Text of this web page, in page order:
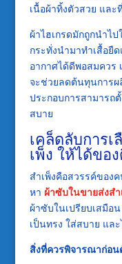
เนื้อผ้าทิ้งตัวสวย และ
ผ้าไฮเกรดมักถูกนำไ
กระทั่งนำมาทำเสื้อยื
อากาศได้ดีพอสมควร
จะช่วยลดต้นทุนการผ
ประกอบการสามารถ
สบาย
เคล็ดลับการ
เพ็ง ให้ได้ขอ
สำเพ็งคือสวรรค์ของ
หา ผ้าซับในขายส่งสำ
ผ้าซับในเปรียบเสมือ
เป็นทรง ใส่สบาย แล
สิ่งที่ควรพิจารณาก่อ